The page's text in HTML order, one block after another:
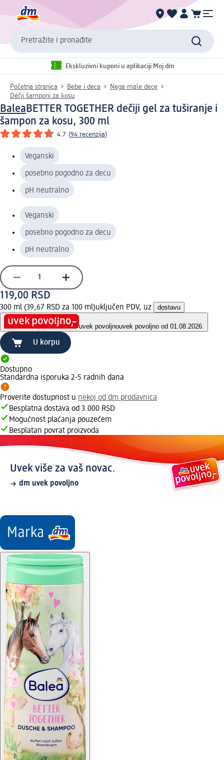
Pretražite i pronađite
Ekskluzivni kuponi u aplikaciji Moj dm
Početna stranica Bebe i deca
Nega male dece
Dečji šamponi za kosu
BaleaBETTER TOGETHER dečiji gel za tuširanje i
šampon za kosu, 300 ml
4.7 (94 recenzija)
Veganski
posebno pogodno za decu
pH neutralno
Veganski
posebno pogodno za decu
pH neutralno
119,00 RSD
300 ml (39,67 RSD za 100 ml)uključen PDV, uz dostavu
uvek povoljnouvek povoljno od 01.08.2026.
U korpu
Dostupno
Standardna isporuka 2-5 radnih dana
Proverite dostupnost u nekoj od dm prodavnica
Besplatna dostava od 3.000 RSD
Mogućnost plaćanja pouzećem
Besplatan povrat proizvoda
Uvek više za vaš novac.
dm uvek povoljno